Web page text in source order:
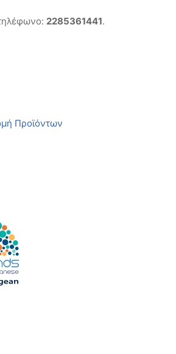
2285361441.
Προϊόντων